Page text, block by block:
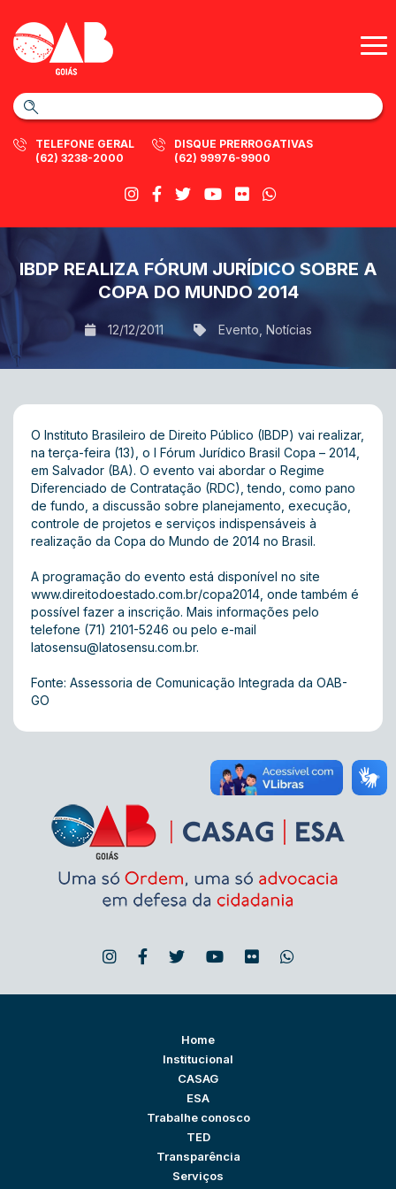
TELEFONE GERAL
(62) 3238-2000
DISQUE PRERROGATIVAS
(62) 99976-9900
IBDP REALIZA FÓRUM JURÍDICO SOBRE A
COPA DO MUNDO 2014
12/12/2011 Evento Notícias
O Instituto Brasileiro de Direito Público (IBDP) vai realizar,
na terça-feira (13), o I Fórum Jurídico Brasil Copa – 2014,
em Salvador (BA). O evento vai abordar o Regime
Diferenciado de Contratação (RDC), tendo, como pano
de fundo, a discussão sobre planejamento, execução,
controle de projetos e serviços indispensáveis à
realização da Copa do Mundo de 2014 no Brasil.
A programação do evento está disponível no site
www.direitodoestado.com.br/copa2014 , onde também é
possível fazer a inscrição. Mais informações pelo
telefone (71) 2101-5246 ou pelo e-mail
latosensu@latosensu.com.br.
Fonte: Assessoria de Comunicação Integrada da OAB-
GO
Home
Institucional
CASAG
ESA
Trabalhe conosco
TED
Transparência
Serviços